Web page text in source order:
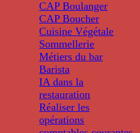
CAP Boulanger
CAP Boucher
Cuisine Végétale
Sommellerie
Métiers du bar
Barista
IA dans la
restauration
Réaliser les
opérations